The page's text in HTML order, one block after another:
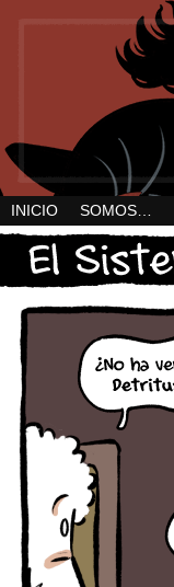
INICIO SOMOS…